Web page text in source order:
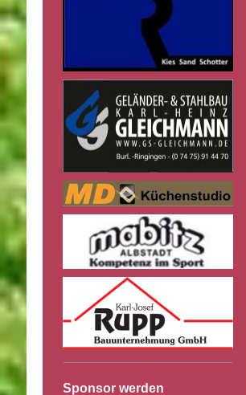
Sponsor werden